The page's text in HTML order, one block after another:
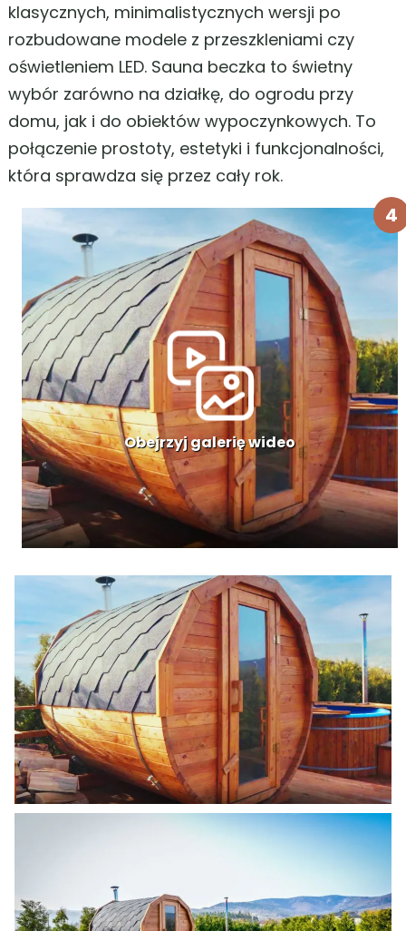
klasycznych, minimalistycznych wersji po
rozbudowane modele z przeszkleniami czy
oświetleniem LED. Sauna beczka to świetny
wybór zarówno na działkę, do ogrodu przy
domu, jak i do obiektów wypoczynkowych. To
połączenie prostoty, estetyki i funkcjonalności,
która sprawdza się przez cały rok.
4